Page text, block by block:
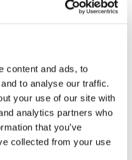
content and ads, to
to analyse our traffic.
your use of our site with
analytics partners who
that you’ve
collected from your use
(si aplicable)
atrás
una función cada vez